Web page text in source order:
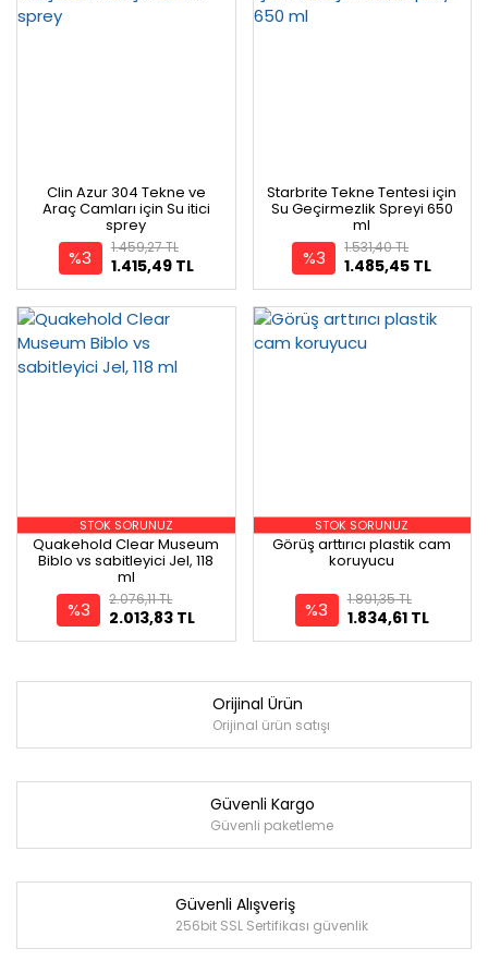
Clin Azur 304 Tekne ve
Araç Camları için Su itici
sprey
%3 1.415,49 TL
1.459,27 TL
Starbrite Tekne Tentesi için
Su Geçirmezlik Spreyi 650
ml
%3 1.485,45 TL
1.531,40 TL
STOK SORUNUZ
Quakehold Clear Museum
Biblo vs sabitleyici Jel, 118
ml
%3 2.013,83 TL
2.076,11 TL
STOK SORUNUZ
Görüş arttırıcı plastik cam
koruyucu
%3 1.834,61 TL
1.891,35 TL
Orijinal Ürün
Orijinal ürün satışı
Güvenli Kargo
Güvenli paketleme
Güvenli Alışveriş
256bit SSL Sertifikası güvenlik